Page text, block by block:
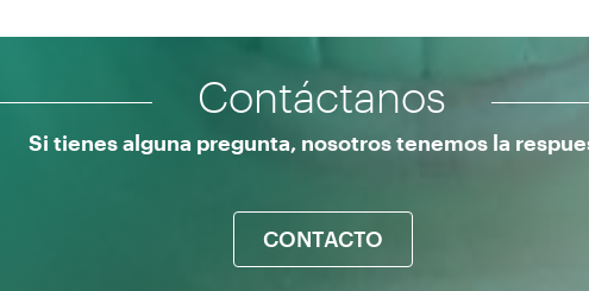
Contáctanos
Si tienes alguna pregunta, nosotros tenemos la
CONTACTO